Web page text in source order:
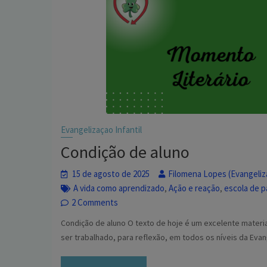
Evangelizaçao Infantil
Condição de aluno
15 de agosto de 2025
Filomena Lopes
A vida como aprendizado,Ação e reação, escola de
2 Comments
Condição de aluno O texto de hoje é um excelente
ser trabalhado, para reflexão, em todos os níveis da